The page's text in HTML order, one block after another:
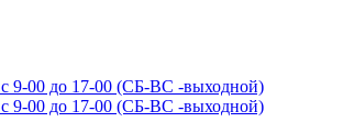
c 9-00 до 17-00 (СБ-ВС -выходной)
c 9-00 до 17-00 (СБ-ВС -выходной)